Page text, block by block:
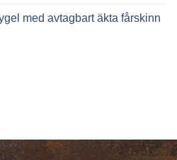
med avtagbart äkta fårskinn